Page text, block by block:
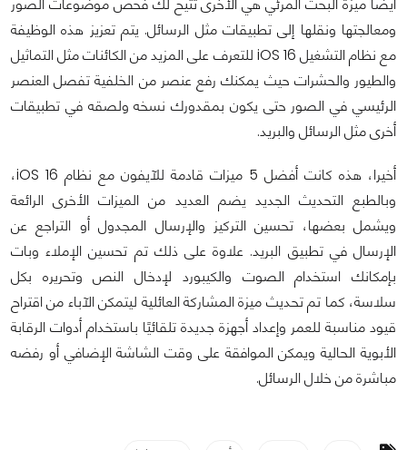
ومعالجتها ونقلها إلى تطبيقات مثل الرسائل. يتم تعزيز هذه الوظيفة
مع نظام التشغيل iOS 16 للتعرف على المزيد من الكائنات مثل التماثيل
والطيور والحشرات حيث يمكنك رفع عنصر من الخلفية تفصل العنصر
الرئيسي في الصور حتى يكون بمقدورك نسخه ولصقه في تطبيقات
أخرى مثل الرسائل والبريد.
أخيرا، هذه كانت أفضل 5 ميزات قادمة للآيفون مع نظام iOS 16،
وبالطبع التحديث الجديد يضم العديد من الميزات الأخرى الرائعة
ويشمل بعضها، تحسين التركيز والإرسال المجدول أو التراجع عن
الإرسال في تطبيق البريد. علاوة على ذلك تم تحسين الإملاء وبات
بإمكانك استخدام الصوت والكيبورد لإدخال النص وتحريره بكل
سلاسة، كما تم تحديث ميزة المشاركة العائلية ليتمكن الآباء من اقتراح
قيود مناسبة للعمر وإعداد أجهزة جديدة تلقائيًا باستخدام أدوات الرقابة
الأبوية الحالية ويمكن الموافقة على وقت الشاشة الإضافي أو رفضه
مباشرة من خلال الرسائل.